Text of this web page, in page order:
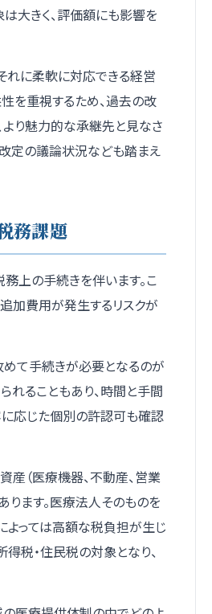
大きく、評価額にも影響を
れに柔軟に対応できる経営
を重視するため、過去の改
り魅力的な承継先と見なさ
定の議論状況なども踏まえ
務課題
上の手続きを伴います。こ
加費用が発生するリスクが
て手続きが必要となるのが
れることもあり、時間と手間
応じた個別の許認可も確認
産（医療機器、不動産、営業
ます。医療法人そのものを
よっては高額な税負担が生じ
税・住民税の対象となり、